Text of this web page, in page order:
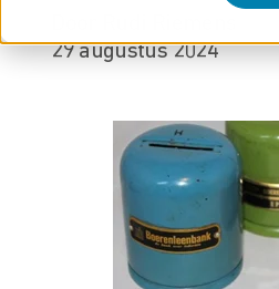
29 augustus 2024